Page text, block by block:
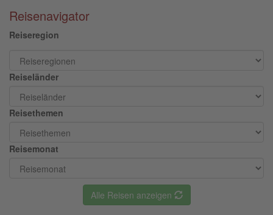
Reisenavigator
Reiseregion
Reiseländer
Reisethemen
Reisemonat
Alle Reisen anzeigen